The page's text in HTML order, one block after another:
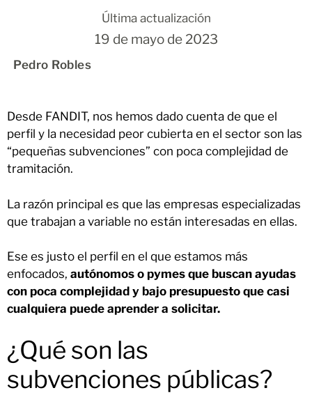
Última actualización
19 de mayo de 2023
Pedro Robles
Desde FANDIT, nos hemos dado cuenta de que el
perfil y la necesidad peor cubierta en el sector son las
“pequeñas subvenciones” con poca complejidad de
tramitación.
La razón principal es que las empresas especializadas
que trabajan a variable no están interesadas en ellas.
Ese es justo el perfil en el que estamos más
enfocados, autónomos o pymes que buscan ayudas
con poca complejidad y bajo presupuesto que casi
cualquiera puede aprender a solicitar.
¿Qué son las
subvenciones públicas?